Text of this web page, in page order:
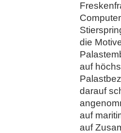
die
auf
darauf
auf
auf